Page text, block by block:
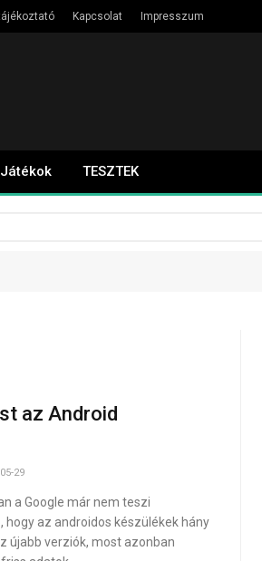
Kapcsolat Impresszum
Játékok TESZTEK
az Android
29
a Google már nem teszi
hogy az androidos készülékek hány
újabb verziók, most azonban